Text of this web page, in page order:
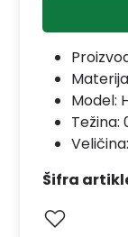
Model:
Težina:
Šifra